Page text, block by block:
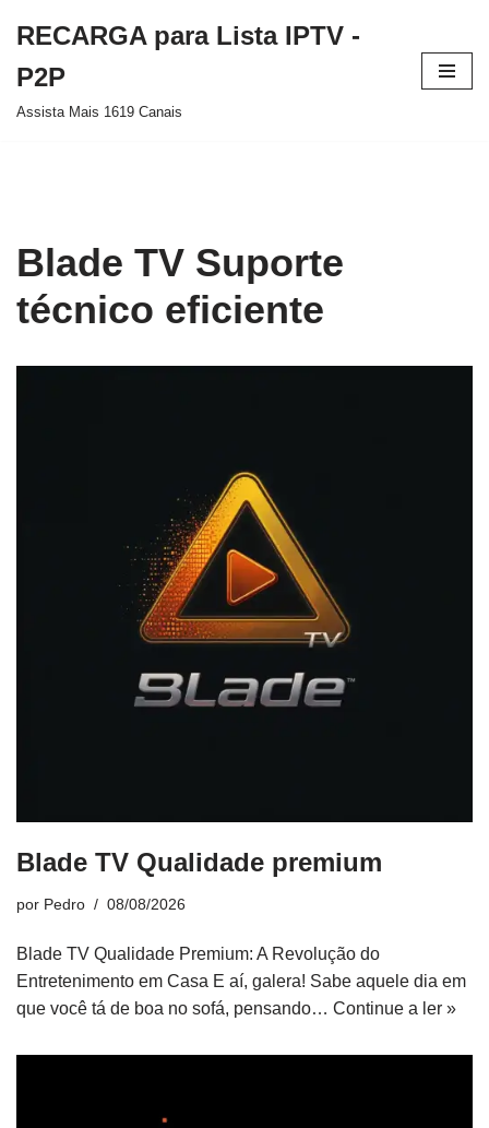
para
o
RECARGA para Lista IPTV -
P2P
Assista Mais 1619 Canais
Blade TV Suporte
técnico eficiente
Blade TV Qualidade premium
por Pedro 08/08/2026
Blade TV Qualidade Premium: A Revolução do
Entretenimento em Casa E aí, galera! Sabe aquele dia em
que você tá de boa no sofá, pensando… Continue a ler »